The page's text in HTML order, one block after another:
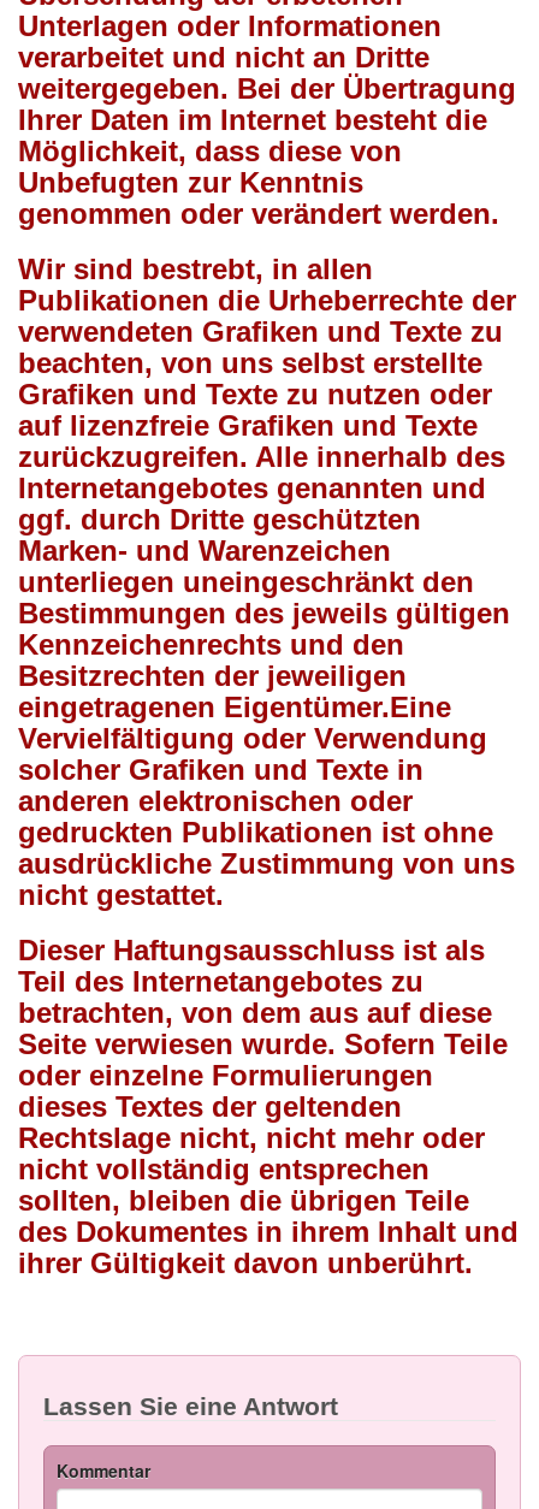
Unterlagen oder Informationen
verarbeitet und nicht an Dritte
weitergegeben. Bei der Übertragung
Ihrer Daten im Internet besteht die
Möglichkeit, dass diese von
Unbefugten zur Kenntnis
genommen oder verändert werden.
Wir sind bestrebt, in allen
Publikationen die Urheberrechte der
verwendeten Grafiken und Texte zu
beachten, von uns selbst erstellte
Grafiken und Texte zu nutzen oder
auf lizenzfreie Grafiken und Texte
zurückzugreifen. Alle innerhalb des
Internetangebotes genannten und
ggf. durch Dritte geschützten
Marken- und Warenzeichen
unterliegen uneingeschränkt den
Bestimmungen des jeweils gültigen
Kennzeichenrechts und den
Besitzrechten der jeweiligen
eingetragenen Eigentümer.Eine
Vervielfältigung oder Verwendung
solcher Grafiken und Texte in
anderen elektronischen oder
gedruckten Publikationen ist ohne
ausdrückliche Zustimmung von uns
nicht gestattet.
Dieser Haftungsausschluss ist als
Teil des Internetangebotes zu
betrachten, von dem aus auf diese
Seite verwiesen wurde. Sofern Teile
oder einzelne Formulierungen
dieses Textes der geltenden
Rechtslage nicht, nicht mehr oder
nicht vollständig entsprechen
sollten, bleiben die übrigen Teile
des Dokumentes in ihrem Inhalt und
ihrer Gültigkeit davon unberührt.
Lassen Sie eine Antwort
Kommentar